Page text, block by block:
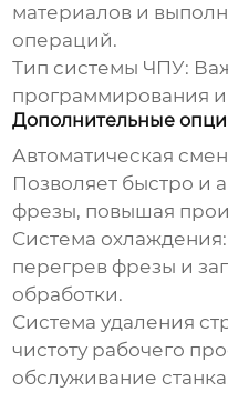
материалов и
операций.
Тип системы ЧПУ:
программирования
Дополнительные
Автоматическая
Позволяет быстро и
фрезы, повышая
Система
перегрев фрезы и
обработки.
Система удаления
чистоту рабочего
обслуживание